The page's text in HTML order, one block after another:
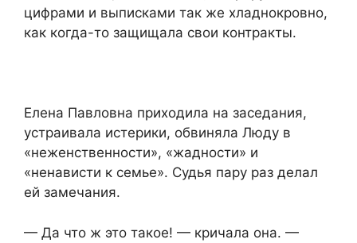
цифрами и выписками так же хладнокровно,
как когда-то защищала свои контракты.
Елена Павловна приходила на заседания,
устраивала истерики, обвиняла Люду в
«неженственности», «жадности» и
«ненависти к семье». Судья пару раз делал
ей замечания.
— Да что ж это такое! — кричала она. —